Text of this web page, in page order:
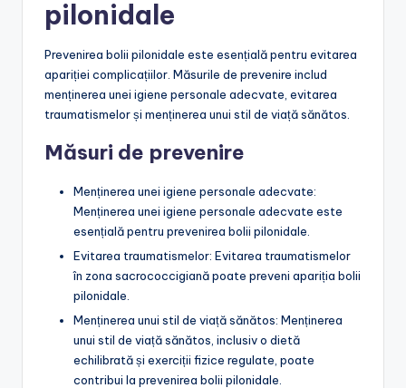
pilonidale
Prevenirea bolii pilonidale este esențială pentru evitarea
apariției complicațiilor. Măsurile de prevenire includ
menținerea unei igiene personale adecvate, evitarea
traumatismelor și menținerea unui stil de viață sănătos.
Măsuri de prevenire
Menținerea unei igiene personale adecvate:
Menținerea unei igiene personale adecvate este
esențială pentru prevenirea bolii pilonidale.
Evitarea traumatismelor: Evitarea traumatismelor
în zona sacrococcigiană poate preveni apariția bolii
pilonidale.
Menținerea unui stil de viață sănătos: Menținerea
unui stil de viață sănătos, inclusiv o dietă
echilibrată și exerciții fizice regulate, poate
contribui la prevenirea bolii pilonidale.